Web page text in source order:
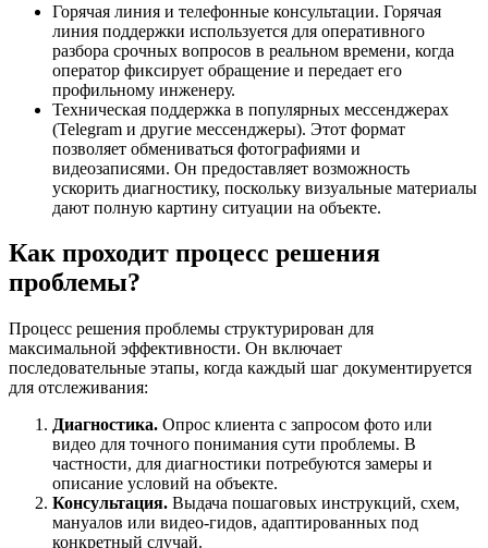
Горячая линия и телефонные консультации. Горячая
линия поддержки используется для оперативного
разбора срочных вопросов в реальном времени, когда
оператор фиксирует обращение и передает его
профильному инженеру.
Техническая поддержка в популярных мессенджерах
(Telegram и другие мессенджеры). Этот формат
позволяет обмениваться фотографиями и
видеозаписями. Он предоставляет возможность
ускорить диагностику, поскольку визуальные материалы
дают полную картину ситуации на объекте.
Как проходит процесс решения
проблемы?
Процесс решения проблемы структурирован для
максимальной эффективности. Он включает
последовательные этапы, когда каждый шаг документируется
для отслеживания:
Диагностика. Опрос клиента с запросом фото или
видео для точного понимания сути проблемы. В
частности, для диагностики потребуются замеры и
описание условий на объекте.
Консультация. Выдача пошаговых инструкций, схем,
мануалов или видео-гидов, адаптированных под
конкретный случай.